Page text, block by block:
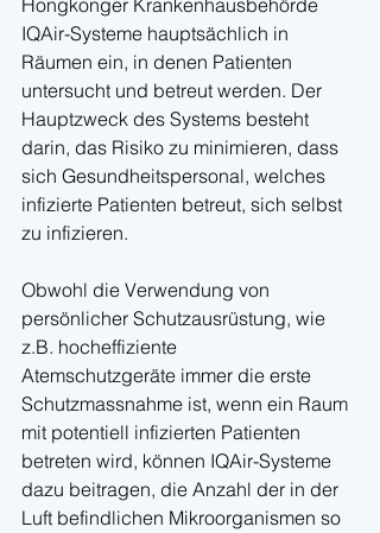
IQAir-Systeme hauptsächlich in
Räumen ein, in denen Patienten
untersucht und betreut werden. Der
Hauptzweck des Systems besteht
darin, das Risiko zu minimieren, dass
sich Gesundheitspersonal, welches
infizierte Patienten betreut, sich selbst
zu infizieren.
Obwohl die Verwendung von
persönlicher Schutzausrüstung, wie
z.B. hocheffiziente
Atemschutzgeräte immer die erste
Schutzmassnahme ist, wenn ein Raum
mit potentiell infizierten Patienten
betreten wird, können IQAir-Systeme
dazu beitragen, die Anzahl der in der
Luft befindlichen Mikroorganismen so